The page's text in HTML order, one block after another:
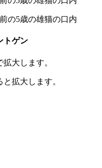
トゲン
大します。
拡大します。